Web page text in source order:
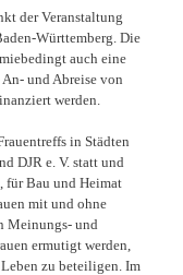
der Veranstaltung
Württemberg. Die
auch eine
und Abreise von
werden.
in Städten
DJR e. V. statt und
für Bau und Heimat
mit und ohne
Meinungs- und
ermutigt werden,
zu beteiligen. Im